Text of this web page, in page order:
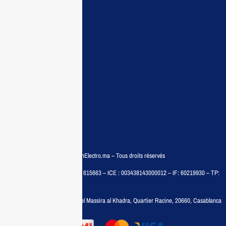
© COPYRIGHT 2025 – MaisonElectro.ma – Tous droits réservés
MAISON MEDIA, SARL – RC : 615663 – ICE : 003438143000012 – IF: 60219930 – TP:
6, rue 6 Octobre Bd el Massira al Khadra, Quartier Racine, 20660, Casablanca